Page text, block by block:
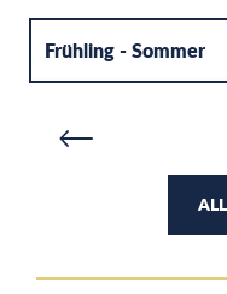
Frühling - Sommer
DIE CALANQUE
MEHR ERFAHREN